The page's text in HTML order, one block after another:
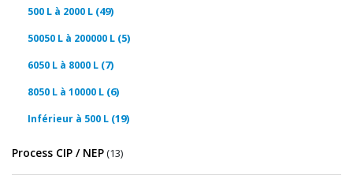
500 L à 2000 L (49)
50050 L à 200000 L (5)
6050 L à 8000 L (7)
8050 L à 10000 L (6)
Inférieur à 500 L (19)
Process CIP / NEP(13)